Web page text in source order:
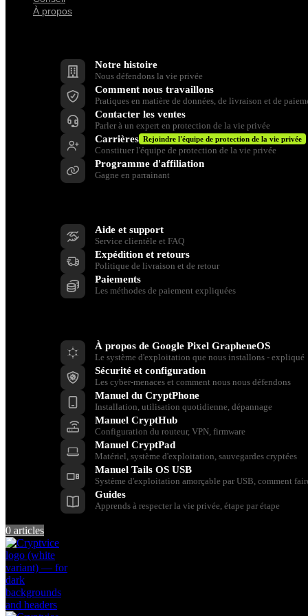
À propos
Notre histoire
Nous défendons la vie privée
Comment nous travaillons
Pratiques en matière de données, de livraison et de
Contacter les ventes
Parler à un expert en protection de la vie privée
Carrières Rejoindre l'équipe de protection de la vie privée
Constituer l'équipe de protection de la vie privée
Programme d'affiliation
Gagne en parrainant
Aide et support
Service clientèle et FAQ
Expédition et retours
Politique de livraison et de retour
Paiements
Les méthodes de paiement expliquées
À propos de Google Pixel GrapheneOS
Le système d'exploitation que nous installons - expliqué
Sécurité et configuration
Les cyber-menaces et comment nous nous défendons
Manuel du CryptPhone
Installation, utilisation quotidienne, dépannage
Manuel CryptHub
Configuration du routeur, VPN, firmware
Manuel CryptPad
Matériel, système d'exploitation, sauvegardes cryptées
Manuel Tails OS USB
Système d'exploitation amorçable par USB, comment
Guides
Apprends à respecter la vie privée, étape par étape
0 articles